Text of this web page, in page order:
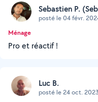
Sebastien P.
posté le 04 févr.
Ménage
Pro et réactif !
Luc B.
posté le 24 oct. 2023